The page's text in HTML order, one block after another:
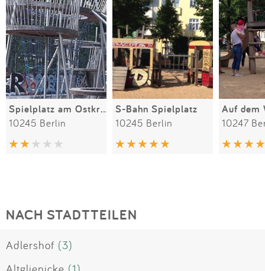
Spielplatz am Ostkreuz
10245 Berlin
S-Bahn Spielplatz
10245 Berlin
Auf dem
10247
NACH STADTTEILEN
Adlershof (3)